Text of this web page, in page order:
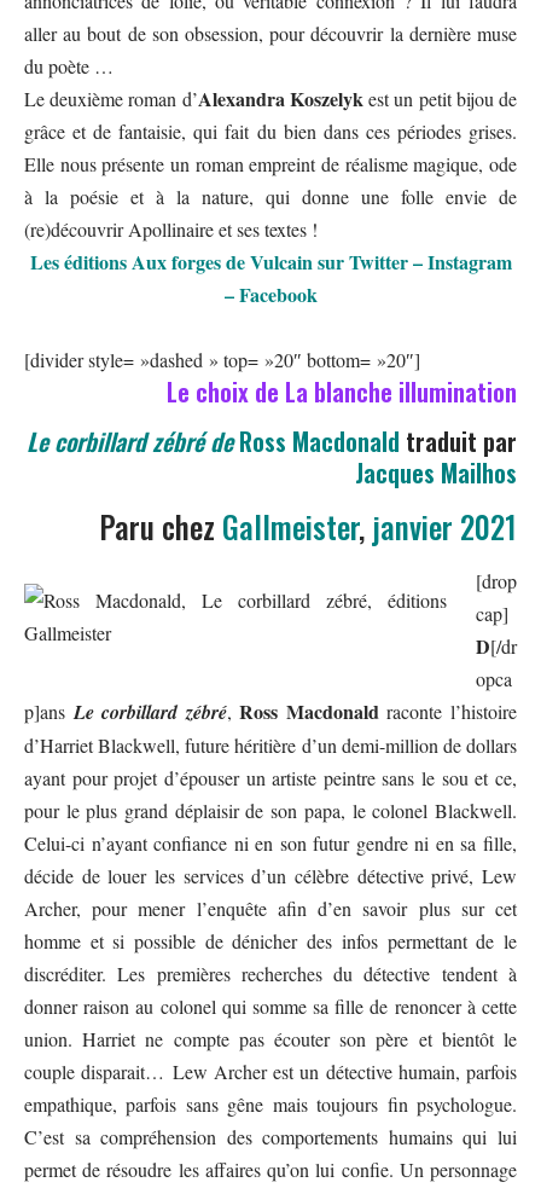
aller au bout de son obsession, pour découvrir la dernière muse
du poète …
Le deuxième roman d’Alexandra Koszelykest un petit bijou de
grâce et de fantaisie, qui fait du bien dans ces périodes grises.
Elle nous présente un roman empreint de réalisme magique, ode
à la poésie et à la nature, qui donne une folle envie de
(re)découvrir Apollinaire et ses textes !
Les éditionsAux forges de VulcainsurTwitter–Instagram
–Facebook
[divider style= »dashed » top= »20″ bottom= »20″]
Le choix de La blanche illumination
Le corbillard zébré deRoss Macdonald traduit par
Jacques Mailhos
Paru chez Gallmeister, janvier 2021
[drop
cap]
D[/dr
opca
p]ansLe corbillard zébré,Ross Macdonaldraconte l’histoire
d’Harriet Blackwell, future héritière d’un demi-million de dollars
ayant pour projet d’épouser un artiste peintre sans le sou et ce,
pour le plus grand déplaisir de son papa, le colonel Blackwell.
Celui-ci n’ayant confiance ni en son futur gendre ni en sa fille,
décide de louer les services d’un célèbre détective privé, Lew
Archer, pour mener l’enquête afin d’en savoir plus sur cet
homme et si possible de dénicher des infos permettant de le
discréditer. Les premières recherches du détective tendent à
donner raison au colonel qui somme sa fille de renoncer à cette
union. Harriet ne compte pas écouter son père et bientôt le
couple disparait… Lew Archer est un détective humain, parfois
empathique, parfois sans gêne mais toujours fin psychologue.
C’est sa compréhension des comportements humains qui lui
permet de résoudre les affaires qu’on lui confie. Un personnage